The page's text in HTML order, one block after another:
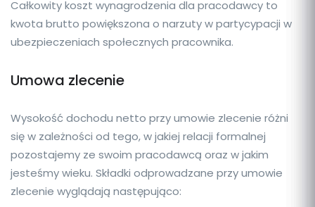
Całkowity koszt wynagrodzenia dla pracodawcy to
kwota brutto powiększona o narzuty w partycypacji w
ubezpieczeniach społecznych pracownika.
Umowa zlecenie
Wysokość dochodu netto przy umowie zlecenie różni
się w zależności od tego, w jakiej relacji formalnej
pozostajemy ze swoim pracodawcą oraz w jakim
jesteśmy wieku. Składki odprowadzane przy umowie
zlecenie wyglądają następująco: